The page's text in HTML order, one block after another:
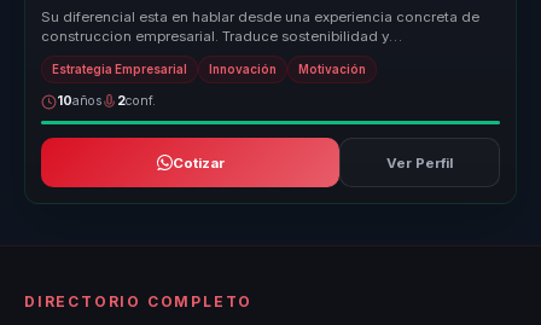
Su diferencial esta en hablar desde una experiencia concreta de
construccion empresarial. Traduce sostenibilidad y
emprendimiento a decis...
Estrategia Empresarial Innovación Motivación
10años 2conf.
Cotizar Ver Perfil
DIRECTORIO COMPLETO